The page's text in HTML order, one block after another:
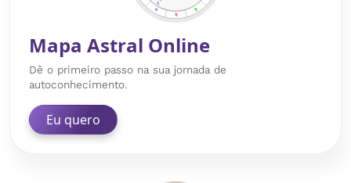
Mapa Astral Online
Dê o primeiro passo na sua jornada de
autoconhecimento.
Eu quero